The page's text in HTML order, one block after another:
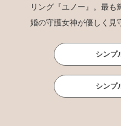
リング『ユノー』。最
婚の守護女神が優しく見
シンプ
シンプ